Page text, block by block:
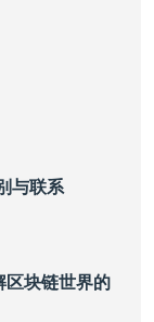
与联系
块链世界的